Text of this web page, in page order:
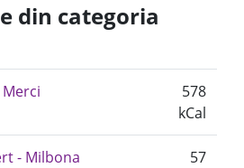
din categoria
578
kCal
- Milbona
57